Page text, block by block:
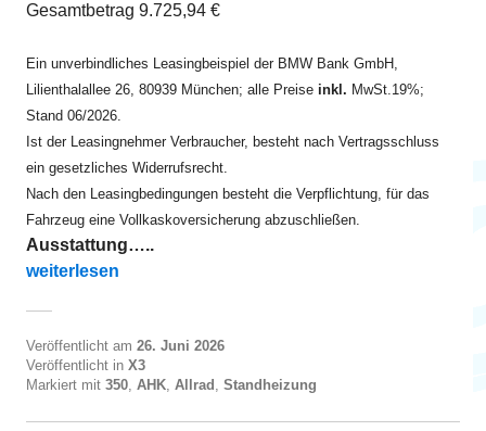
Gesamtbetrag 9.725,94 €
Ein unverbindliches Leasingbeispiel der BMW Bank GmbH,
Lilienthalallee 26, 80939 München; alle Preise inkl. MwSt.19%;
Stand 06/2026.
Ist der Leasingnehmer Verbraucher, besteht nach Vertragsschluss
ein gesetzliches Widerrufsrecht.
Nach den Leasingbedingungen besteht die Verpflichtung, für das
Fahrzeug eine Vollkaskoversicherung abzuschließen.
Ausstattung…..
„X3 xDrive20d ab EUR 360 8-fach“
weiterlesen
Veröffentlicht am 26. Juni 2026
Veröffentlicht in X3
Markiert mit 350, AHK, Allrad , Standheizung